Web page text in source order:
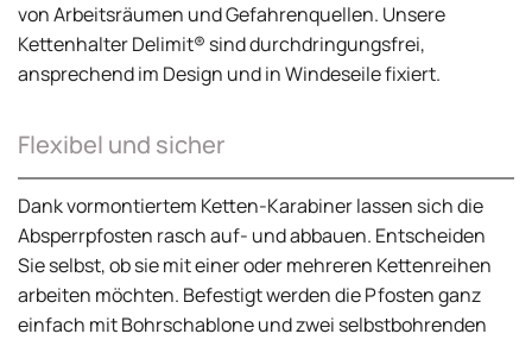
von Arbeitsräumen und Gefahrenquellen. Unsere
Kettenhalter Delimit® sind durchdringungsfrei,
ansprechend im Design und in Windeseile fixiert.
Flexibel und sicher
Dank vormontiertem Ketten-Karabiner lassen sich die
Absperrpfosten rasch auf- und abbauen. Entscheiden
Sie selbst, ob sie mit einer oder mehreren Kettenreihen
arbeiten möchten. Befestigt werden die Pfosten ganz
einfach mit Bohrschablone und zwei selbstbohrenden